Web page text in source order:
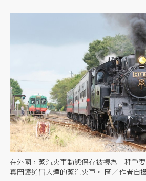
在外國，蒸汽火車動態保存被視為一種重
真岡鐵道冒大煙的蒸汽火車。 圖／作者自